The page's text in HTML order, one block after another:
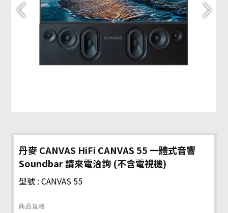
丹麥 CANVAS HiFi CANVAS 55 一體式音響
Soundbar 請來電洽詢 (不含電視機)
型號 : CANVAS 55
商品規格